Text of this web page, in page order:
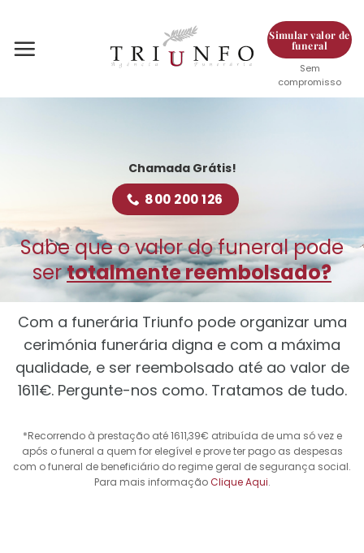
content
Simular valor de
funeral
Sem
compromisso
Chamada Grátis!
800 200 126
Sabe que o valor do funeral pode
sertotalmente reembolsado?
Com a funerária Triunfo pode organizar uma
cerimónia funerária digna e com a máxima
qualidade, e ser reembolsado até ao valor de
1611€. Pergunte-nos como. Tratamos de tudo.
*Recorrendo à prestação até 1611,39€ atribuída de uma só vez e
após o funeral a quem for elegível e prove ter pago as despesas
com o funeral de beneficiário do regime geral de segurança social.
Para mais informaçãoClique Aqui.